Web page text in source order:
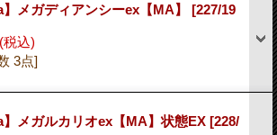
】メガディアンシーex【MA】 [227/19
(税込)
3点]
】メガルカリオex【MA】状態EX [228/